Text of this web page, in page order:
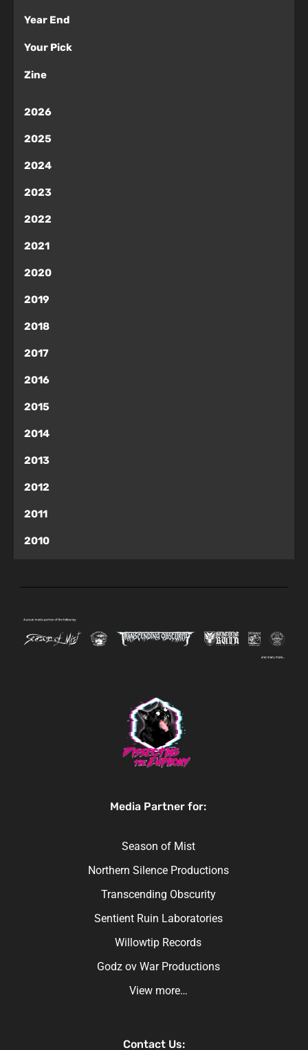
Year End
Your Pick
Zine
2026
2025
2024
2023
2022
2021
2020
2019
2018
2017
2016
2015
2014
2013
2012
2011
2010
Media Partner for:
Season of Mist
Northern Silence Productions
Transcending Obscurity
Sentient Ruin Laboratories
Willowtip Records
Godz ov War Productions
View more…
Contact Us: